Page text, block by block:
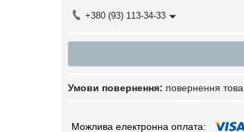
+380 (93) 113-34-33
повернення